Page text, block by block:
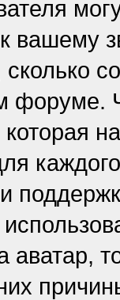
вашему
форуме.
аватар,